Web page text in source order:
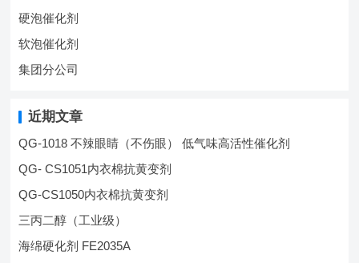
硬泡催化剂
软泡催化剂
集团分公司
近期文章
QG-1018 不辣眼睛（不伤眼） 低气味高活性催化剂
QG- CS1051内衣棉抗黄变剂
QG-CS1050内衣棉抗黄变剂
三丙二醇（工业级）
海绵硬化剂 FE2035A